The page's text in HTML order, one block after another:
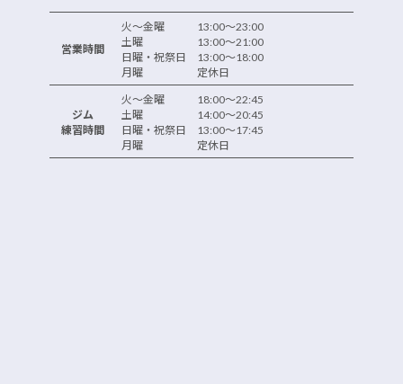
営業時間
火～金曜 13:00～23:00
土曜 13:00～21:00
日曜・祝祭日 13:00～18:00
月曜 定休日
ジム
練習時間
火～金曜 18:00～22:45
土曜 14:00～20:45
日曜・祝祭日 13:00～17:45
月曜 定休日